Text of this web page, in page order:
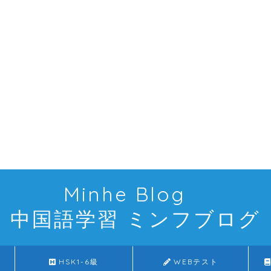
Minhe Blog
中国語学習 ミンフブログ
HSK1-6級 WEBテスト